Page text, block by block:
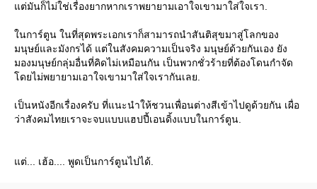
แต่มันก็ไม่ใช่เรื่องยากหากเราพยายามเอาใจเขามาใส่ใจเรา.
ในการ์ตูน ในที่สุดพระเอกเราก็สามารถนำสันติสุขมาสู่โลกของ
มนุษย์และมังกรได้ แต่ในสังคมความเป็นจริง มนุษย์ด้วยกันเอง ยัง
มองมนุษย์กลุ่มอื่นที่คิดไม่เหมือนกัน เป็นพวกชั่วร้ายที่ต้องโดนกำจัด
โดยไม่พยายามเอาใจเขามาใส่ใจเรากันเลย.
เป็นหนังอีกเรื่องครับ ที่แนะนำให้ชวนเพื่อนต่างสีเข้าไปดูด้วยกัน เผื่อ
ว่าสังคมไทยเราจะจบแบบแฮปปี้เอนดิ้งแบบในการ์ตูน.
แต่... เฮ้อ.... พูดเป็นการ์ตูนไปได้.